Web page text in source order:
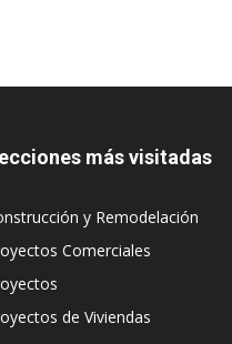
más visitadas
y Remodelación
Comerciales
de Viviendas